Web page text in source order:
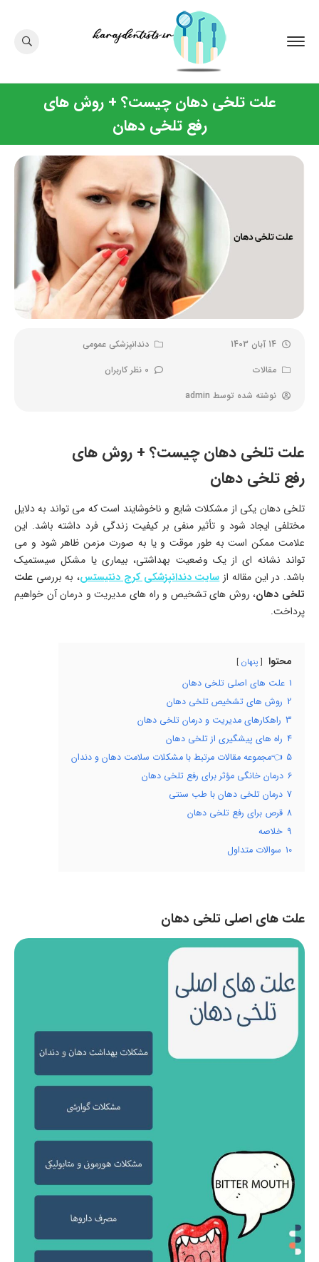
علت تلخی دهان چیست؟ + روش های
رفع تلخی دهان
14 آبان 1403
دندانپزشکی عمومی
مقالات
0 نظر کاربران
نوشته شده توسط admin
علت تلخی دهان چیست؟ + روش های
رفع تلخی دهان
تلخی دهان یکی از مشکلات شایع و ناخوشایند است که می تواند به دلایل
مختلفی ایجاد شود و تأثیر منفی بر کیفیت زندگی فرد داشته باشد. این
علامت ممکن است به طور موقت و یا به صورت مزمن ظاهر شود و می
تواند نشانه ای از یک وضعیت بهداشتی، بیماری یا مشکل سیستمیک
باشد. در این مقاله ازسایت دندانپزشکی کرج دنتیستس، به بررسی علت
تلخی دهان، روش های تشخیص و راه های مدیریت و درمان آن خواهیم
پرداخت.
محتوا پنهان
1 علت های اصلی تلخی دهان
2 روش های تشخیص تلخی دهان
3 راهکارهای مدیریت و درمان تلخی دهان
4 راه های پیشگیری از تلخی دهان
5 👈مجموعه مقالات مرتبط با مشکلات سلامت دهان و دندان
6 درمان خانگی مؤثر برای رفع تلخی دهان
7 درمان تلخی دهان با طب سنتی
8 قرص برای رفع تلخی دهان
9 خلاصه
10 سوالات متداول
علت های اصلی تلخی دهان